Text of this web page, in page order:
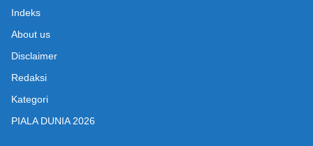
Indeks
About us
Disclaimer
Redaksi
Kategori
PIALA DUNIA 2026